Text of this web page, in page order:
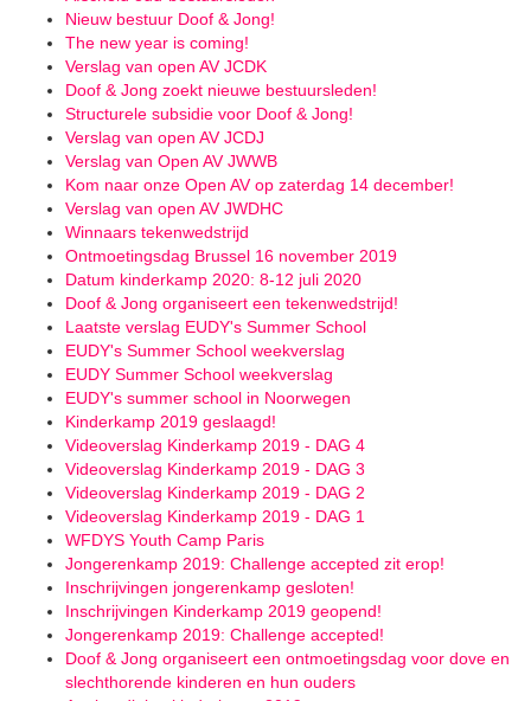
Nieuw bestuur Doof & Jong!
The new year is coming!
Verslag van open AV JCDK
Doof & Jong zoekt nieuwe bestuursleden!
Structurele subsidie voor Doof & Jong!
Verslag van open AV JCDJ
Verslag van Open AV JWWB
Kom naar onze Open AV op zaterdag 14 december!
Verslag van open AV JWDHC
Winnaars tekenwedstrijd
Ontmoetingsdag Brussel 16 november 2019
Datum kinderkamp 2020: 8-12 juli 2020
Doof & Jong organiseert een tekenwedstrijd!
Laatste verslag EUDY's Summer School
EUDY's Summer School weekverslag
EUDY Summer School weekverslag
EUDY's summer school in Noorwegen
Kinderkamp 2019 geslaagd!
Videoverslag Kinderkamp 2019 - DAG 4
Videoverslag Kinderkamp 2019 - DAG 3
Videoverslag Kinderkamp 2019 - DAG 2
Videoverslag Kinderkamp 2019 - DAG 1
WFDYS Youth Camp Paris
Jongerenkamp 2019: Challenge accepted zit erop!
Inschrijvingen jongerenkamp gesloten!
Inschrijvingen Kinderkamp 2019 geopend!
Jongerenkamp 2019: Challenge accepted!
Doof & Jong organiseert een ontmoetingsdag voor dove en
slechthorende kinderen en hun ouders